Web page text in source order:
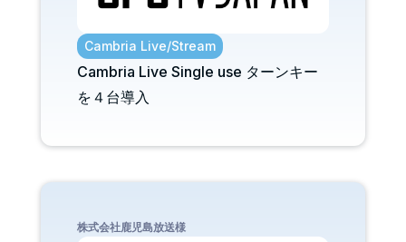
Cambria Live/Stream
Cambria Live Single use ターンキー
を４台導入
株式会社鹿児島放送様